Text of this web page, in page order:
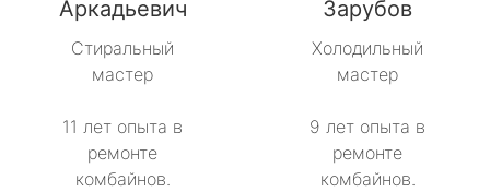
Аркадьевич
Стиральный
мастер
11 лет опыта в
ремонте
комбайнов.
Зарубов
Холодильный
мастер
9 лет опыта в
ремонте
комбайнов.